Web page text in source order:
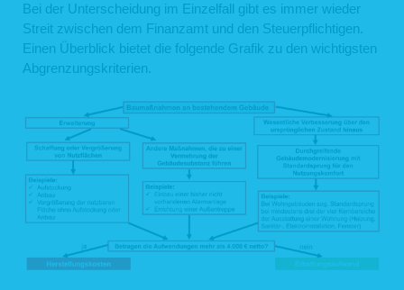
Bei der Unterscheidung im Einzelfall gibt es immer wieder
Streit zwischen dem Finanzamt und den Steuerpflichtigen.
Einen Überblick bietet die folgende Grafik zu den wichtigsten
Abgrenzungskriterien.